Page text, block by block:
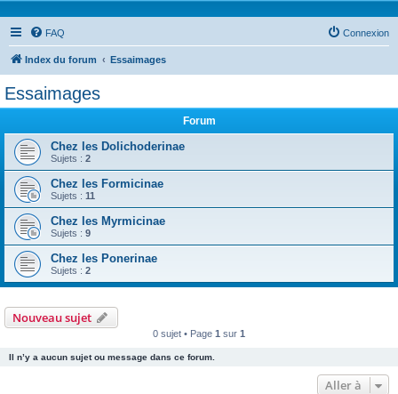
FAQ Connexion
Index du forum Essaimages
Essaimages
Forum
Chez les Dolichoderinae
Sujets : 2
Chez les Formicinae
Sujets : 11
Chez les Myrmicinae
Sujets : 9
Chez les Ponerinae
Sujets : 2
Nouveau sujet
0 sujet • Page 1 sur 1
Il n’y a aucun sujet ou message dans ce forum.
Aller à